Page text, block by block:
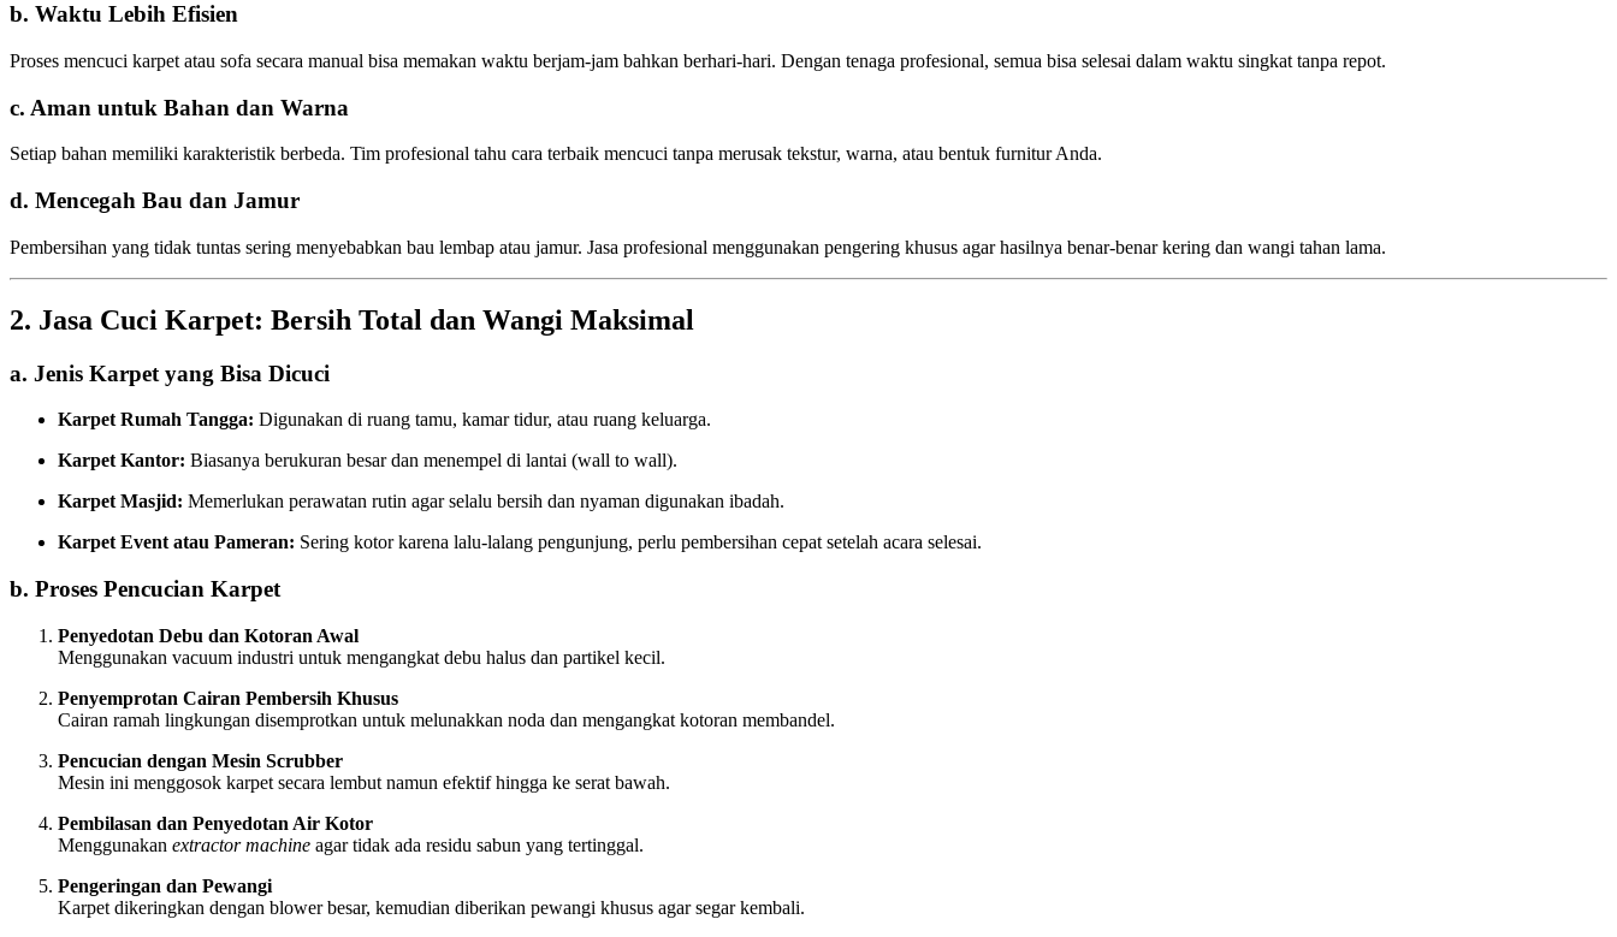
b. Waktu Lebih Efisien
Proses mencuci karpet atau sofa secara manual bisa memakan waktu berjam-jam bahkan berhari-hari. Dengan tenaga profesional, semua bisa selesai dalam waktu singkat tanpa repot.
c. Aman untuk Bahan dan Warna
Setiap bahan memiliki karakteristik berbeda. Tim profesional tahu cara terbaik mencuci tanpa merusak tekstur, warna, atau bentuk furnitur Anda.
d. Mencegah Bau dan Jamur
Pembersihan yang tidak tuntas sering menyebabkan bau lembap atau jamur. Jasa profesional menggunakan pengering khusus agar hasilnya benar-benar kering dan wangi tahan lama.
2. Jasa Cuci Karpet: Bersih Total dan Wangi Maksimal
a. Jenis Karpet yang Bisa Dicuci
Karpet Rumah Tangga: Digunakan di ruang tamu, kamar tidur, atau ruang keluarga.
Karpet Kantor: Biasanya berukuran besar dan menempel di lantai (wall to wall).
Karpet Masjid: Memerlukan perawatan rutin agar selalu bersih dan nyaman digunakan ibadah.
Karpet Event atau Pameran: Sering kotor karena lalu-lalang pengunjung, perlu pembersihan cepat setelah acara selesai.
b. Proses Pencucian Karpet
Penyedotan Debu dan Kotoran Awal
Menggunakan vacuum industri untuk mengangkat debu halus dan partikel kecil.
Penyemprotan Cairan Pembersih Khusus
Cairan ramah lingkungan disemprotkan untuk melunakkan noda dan mengangkat kotoran membandel.
Pencucian dengan Mesin Scrubber
Mesin ini menggosok karpet secara lembut namun efektif hingga ke serat bawah.
Pembilasan dan Penyedotan Air Kotor
Menggunakan extractor machine agar tidak ada residu sabun yang tertinggal.
Pengeringan dan Pewangi
Karpet dikeringkan dengan blower besar, kemudian diberikan pewangi khusus agar segar kembali.